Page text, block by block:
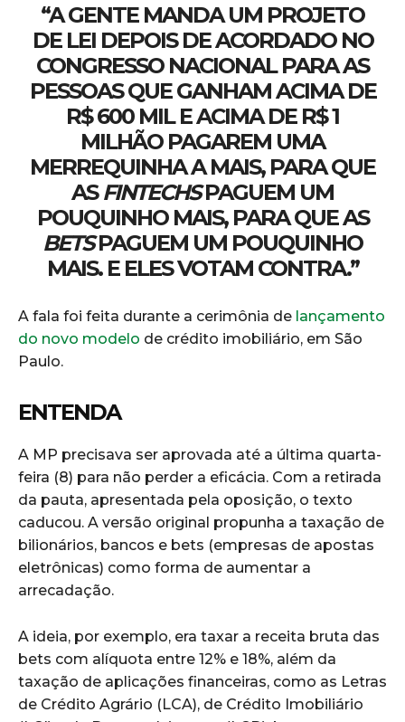
“A GENTE MANDA UM PROJETO
DE LEI DEPOIS DE ACORDADO NO
CONGRESSO NACIONAL PARA AS
PESSOAS QUE GANHAM ACIMA DE
R$ 600 MIL E ACIMA DE R$ 1
MILHÃO PAGAREM UMA
MERREQUINHA A MAIS, PARA QUE
ASFINTECHSPAGUEM UM
POUQUINHO MAIS, PARA QUE AS
BETSPAGUEM UM POUQUINHO
MAIS. E ELES VOTAM CONTRA.”
A fala foi feita durante a cerimônia de lançamento
do novo modelo de crédito imobiliário, em São
Paulo.
ENTENDA
A MP precisava ser aprovada até a última quarta-
feira (8) para não perder a eficácia. Com a retirada
da pauta, apresentada pela oposição, o texto
caducou. A versão original propunha a taxação de
bilionários, bancos e bets (empresas de apostas
eletrônicas) como forma de aumentar a
arrecadação.
A ideia, por exemplo, era taxar a receita bruta das
bets com alíquota entre 12% e 18%, além da
taxação de aplicações financeiras, como as Letras
de Crédito Agrário (LCA), de Crédito Imobiliário